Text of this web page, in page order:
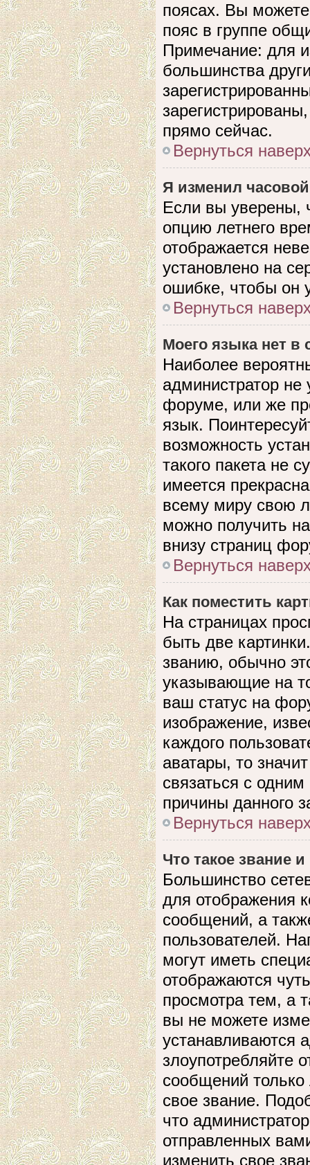
поясах. Вы
пояс в группе
Примечание: для
большинства
прямо сейчас.
Вернуться
Я изменил
Если вы уверены,
опцию летнего
отображается
установлено на
ошибке, чтобы он
Вернуться
Моего языка нет в
Наиболее
администратор не
форуме, или же
язык.
возможность
такого пакета не
имеется
всему миру свою
можно получить
внизу страниц
Вернуться
Как поместить
На страницах
быть две
званию, обычно
указывающие на
ваш статус на
изображение,
каждого
аватары, то
связаться с
причины данного
Вернуться
Что такое звание
Большинство
для отображения
сообщений, а
пользователей.
могут иметь
отображаются
просмотра тем, а
вы не можете
устанавливаются
злоупотребляйте
сообщений
свое звание.
что
отправленных
изменить свое